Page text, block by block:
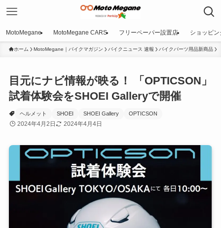
MotoMegane MotoMegane CARS フリーペーパー設置店 ショッピン
ホーム MotoMegane｜バイクマガジン バイクニュース 速報 バイクパーツ用品新商品
目元にナビ情報が映る！ 「OPTICSON」
試着体験会をSHOEI Galleryで開催
ヘルメット SHOEI SHOEI Gallery OPTICSON
2024年4月2日 2024年4月4日